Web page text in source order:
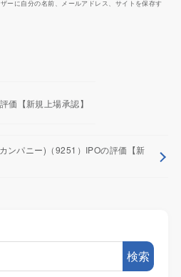
ーに自分の名前、メールアドレス、サイトを保存す
価【新規上場承認】
ンパニー)（9251）IPOの評価【新
検索